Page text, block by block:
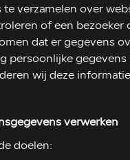
verzamelen over
of een bezoeker
dat er gegevens
wij deze
verwerken
doelen: